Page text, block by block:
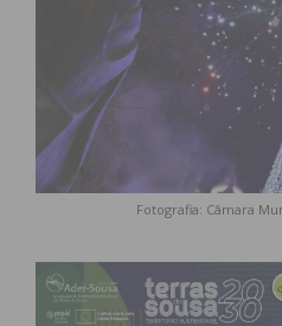
Fotografia: Câmara